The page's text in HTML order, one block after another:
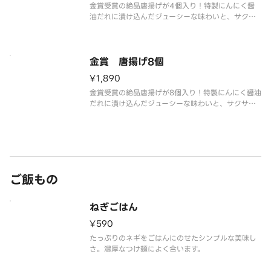
金賞受賞の絶品唐揚げが4個入り！特製にんにく醤
油だれに漬け込んだジューシーな味わいと、サクサ
金賞 唐揚げ8個
¥1,890
金賞受賞の絶品唐揚げが8個入り！特製にんにく醤油
だれに漬け込んだジューシーな味わいと、サクサク
ご飯もの
ねぎごはん
¥590
たっぷりのネギをごはんにのせたシンプルな美味し
さ。濃厚なつけ麺によく合います。